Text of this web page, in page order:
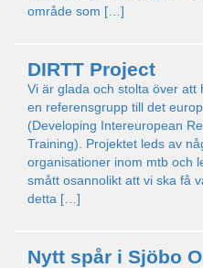
område som […]
DIRTT Project
Vi är glada och stolta över att
en referensgrupp till det
(Developing Intereuropean
Training). Projektet leds av
organisationer inom mtb och
smått osannolikt att vi ska få
detta […]
Nytt spår i Sjöbo